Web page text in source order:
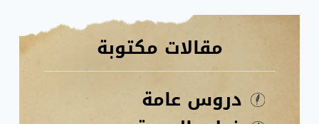
مقالات مكتوبة
دروس عامة